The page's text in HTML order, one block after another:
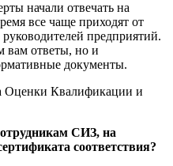
начали отвечать на
все чаще приходят от
предприятий.
вам ответы, но и
документы.
Оценки Квалификации и
СИЗ, на
соответствия?